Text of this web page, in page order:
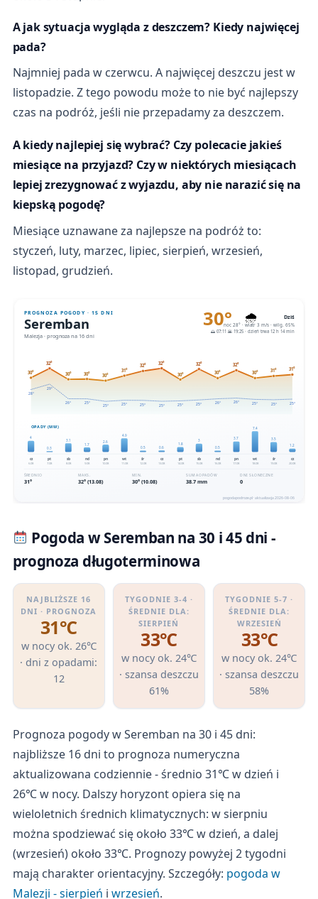
A jak sytuacja wygląda z deszczem? Kiedy najwięcej
pada?
Najmniej pada w czerwcu. A najwięcej deszczu jest w
listopadzie. Z tego powodu może to nie być najlepszy
czas na podróż, jeśli nie przepadamy za deszczem.
A kiedy najlepiej się wybrać? Czy polecacie jakieś
miesiące na przyjazd? Czy w niektórych miesiącach
lepiej zrezygnować z wyjazdu, aby nie narazić się na
kiepską pogodę?
Miesiące uznawane za najlepsze na podróż to:
styczeń, luty, marzec, lipiec, sierpień, wrzesień,
listopad, grudzień.
Pogoda w Seremban na 30 i 45 dni -
prognoza długoterminowa
NAJBLIŻSZE 16
DNI · PROGNOZA
31℃
w nocy ok. 26℃
· dni z opadami:
12
TYGODNIE 3-4 ·
ŚREDNIE DLA:
SIERPIEŃ
33℃
w nocy ok. 24℃
· szansa deszczu
61%
TYGODNIE 5-7 ·
ŚREDNIE DLA:
WRZESIEŃ
33℃
w nocy ok. 24℃
· szansa deszczu
58%
Prognoza pogody w Seremban na 30 i 45 dni:
najbliższe 16 dni to prognoza numeryczna
aktualizowana codziennie - średnio 31℃ w dzień i
26℃ w nocy. Dalszy horyzont opiera się na
wieloletnich średnich klimatycznych: w sierpniu
można spodziewać się około 33℃ w dzień, a dalej
(wrzesień) około 33℃. Prognozy powyżej 2 tygodni
mają charakter orientacyjny. Szczegóły: pogoda w
Malezji - sierpień i wrzesień.